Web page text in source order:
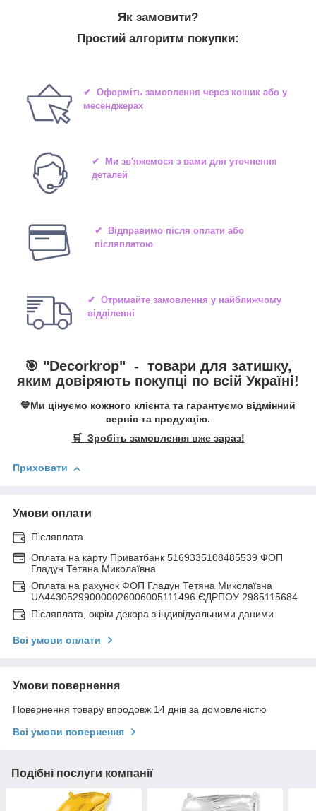
Як замовити?
Простий алгоритм покупки:
✔ Оформіть замовлення через кошик або у
месенджерах
✔ Ми зв'яжемося з вами для уточнення
деталей
✔ Відправимо після оплати або
післяплатою
✔ Отримайте замовлення у найближчому
відділенні
🎯 "Decorkrop" - товари для затишку,
яким довіряють покупці по всій Україні!
💙Ми цінуємо кожного клієнта та гарантуємо відмінний
сервіс та продукцію.
🛒 Зробіть замовлення вже зараз!
Приховати
Умови оплати
Післяплата
Оплата на карту Приватбанк 5169335108485539 ФОП
Гладун Тетяна Миколаївна
Оплата на рахунок ФОП Гладун Тетяна Миколаївна
UA443052990000026006005111496 ЄДРПОУ 2985115684
Післяплата, окрім декора з індивідуальними даними
Всі умови оплати
Умови повернення
Повернення товару впродовж 14 днів за домовленістю
Всі умови повернення
Подібні послуги компанії